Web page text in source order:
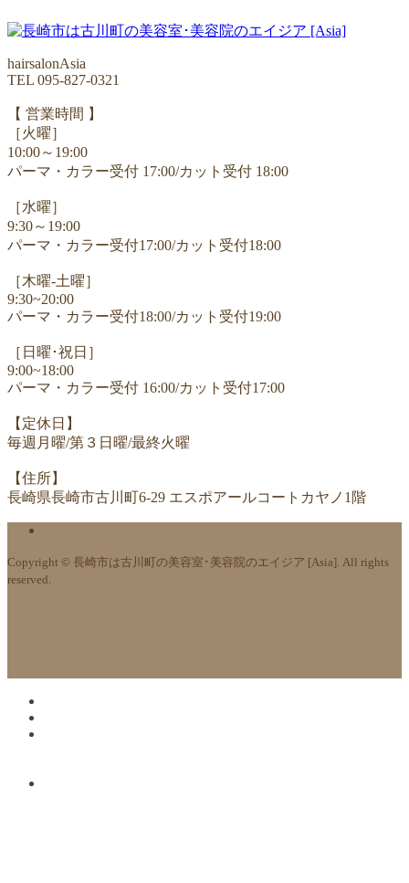
hairsalonAsia
TEL 095-827-0321
【 営業時間 】
［火曜］
10:00～19:00
パーマ・カラー受付 17:00/カット受付 18:00
［水曜］
9:30～19:00
パーマ・カラー受付17:00/カット受付18:00
［木曜-土曜］
9:30~20:00
パーマ・カラー受付18:00/カット受付19:00
［日曜･祝日］
9:00~18:00
パーマ・カラー受付 16:00/カット受付17:00
【定休日】
毎週月曜/第３日曜/最終火曜
【住所】
長崎県長崎市古川町6-29 エスポアールコートカヤノ1階
Copyright © 長崎市は古川町の美容室･美容院のエイジア [Asia]. All rights
reserved.